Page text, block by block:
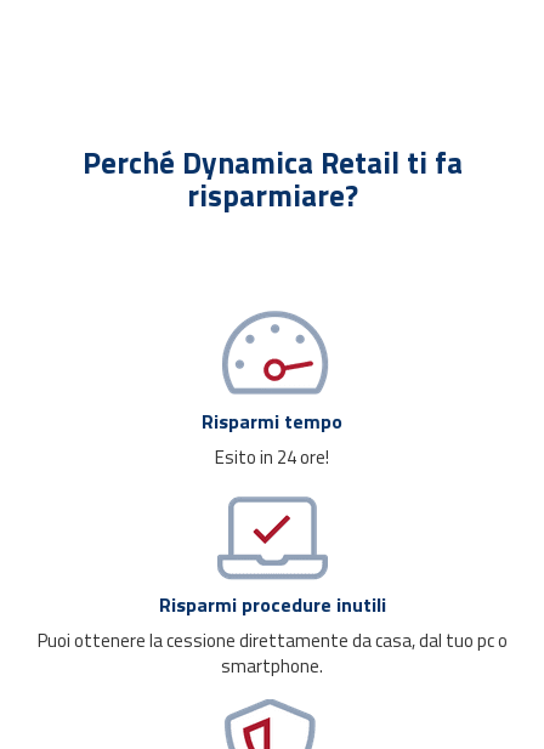
Perché Dynamica Retail ti fa
risparmiare?
Risparmi tempo
Esito in 24 ore!
Risparmi procedure inutili
Puoi ottenere la cessione direttamente da casa, dal tuo pc o
smartphone.